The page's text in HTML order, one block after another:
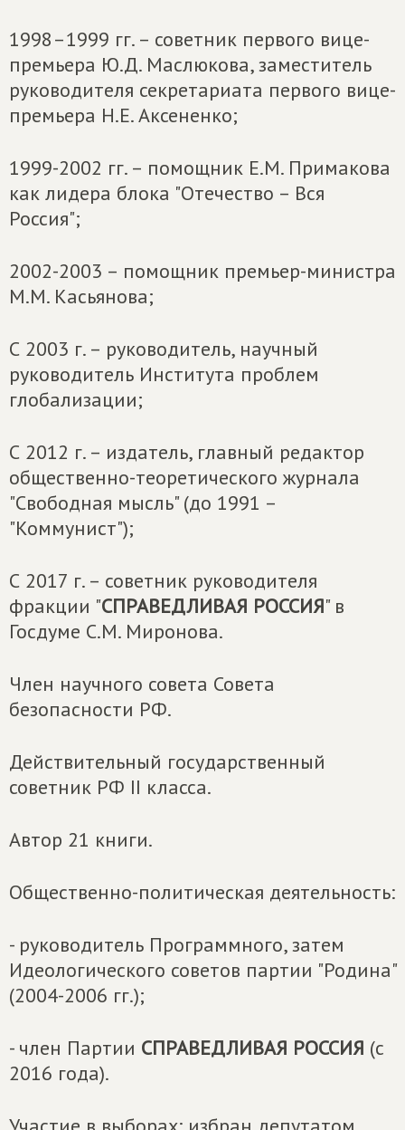
1998–1999 гг. – советник первого вице-
премьера Ю.Д. Маслюкова, заместитель
руководителя секретариата первого вице-
премьера Н.Е. Аксененко;
1999-2002 гг. – помощник Е.М. Примакова
как лидера блока "Отечество – Вся
Россия";
2002-2003 – помощник премьер-министра
М.М. Касьянова;
С 2003 г. – руководитель, научный
руководитель Института проблем
глобализации;
С 2012 г. – издатель, главный редактор
общественно-теоретического журнала
"Свободная мысль" (до 1991 –
"Коммунист");
С 2017 г. – советник руководителя
фракции "СПРАВЕДЛИВАЯ РОССИЯ" в
Госдуме С.М. Миронова.
Член научного совета Совета
безопасности РФ.
Действительный государственный
советник РФ II класса.
Автор 21 книги.
Общественно-политическая деятельность:
- руководитель Программного, затем
Идеологического советов партии "Родина"
(2004-2006 гг.);
- член Партии СПРАВЕДЛИВАЯ РОССИЯ (с
2016 года).